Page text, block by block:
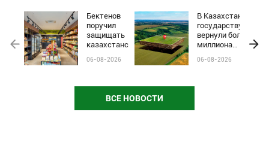
Бектенов
поручил
защищать
казахстанские
чёрного пиара
06-08-2026
В Казахстане
государству
вернули более
миллиона
сельхозземель
06-08-2026
ВСЕ НОВОСТИ